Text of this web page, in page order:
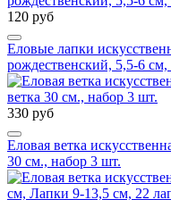
120 руб
Еловые лапки
рождественский, 5,5-6
330 руб
Еловая ветка
30 см., набор 3 шт.